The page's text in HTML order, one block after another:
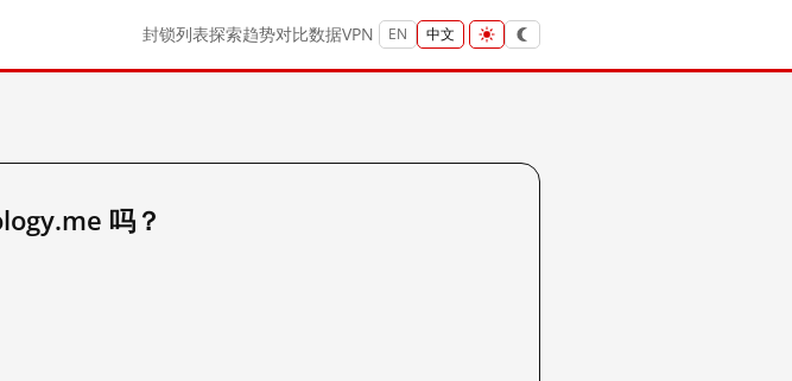
封锁列表探索趋势对比数据VPN EN 中文
吗？